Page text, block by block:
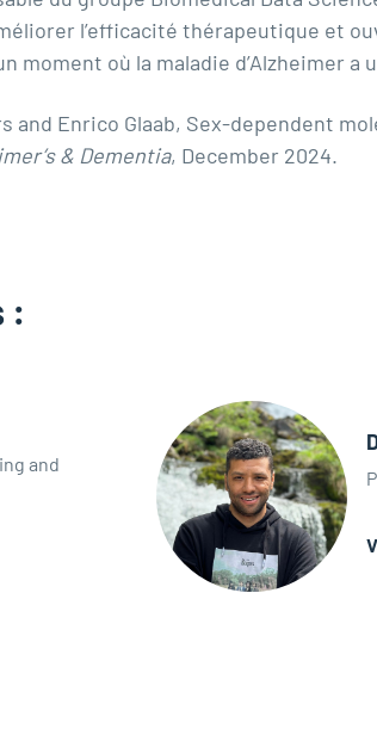
l’efficacité thérapeutique et
moment où la maladie d’Alzheimer
and Enrico Glaab, Sex-dependent
& Dementia, December 2024.
:
and